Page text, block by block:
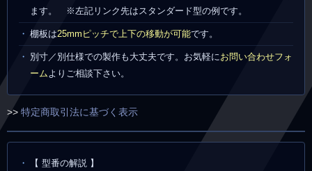
ます。 ※左記リンク先はスタンダード型の例です。
棚板は25mmピッチで上下の移動が可能です。
別寸／別仕様での製作も大丈夫です。お気軽にお問い合わせフォ
ームよりご相談下さい。
>> 特定商取引法に基づく表示
【 型番の解説 】